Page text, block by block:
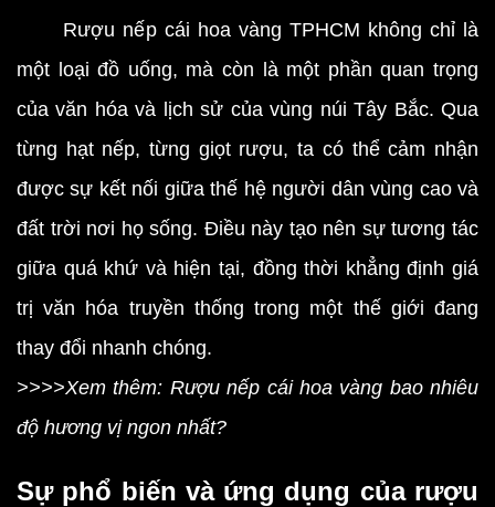
Rượu nếp cái hoa vàng TPHCM không chỉ là
một loại đồ uống, mà còn là một phần quan trọng
của văn hóa và lịch sử của vùng núi Tây Bắc. Qua
từng hạt nếp, từng giọt rượu, ta có thể cảm nhận
được sự kết nối giữa thế hệ người dân vùng cao và
đất trời nơi họ sống. Điều này tạo nên sự tương tác
giữa quá khứ và hiện tại, đồng thời khẳng định giá
trị văn hóa truyền thống trong một thế giới đang
thay đổi nhanh chóng.
>>>>Xem thêm: Rượu nếp cái hoa vàng bao nhiêu
độ hương vị ngon nhất?
Sự phổ biến và ứng dụng của rượu